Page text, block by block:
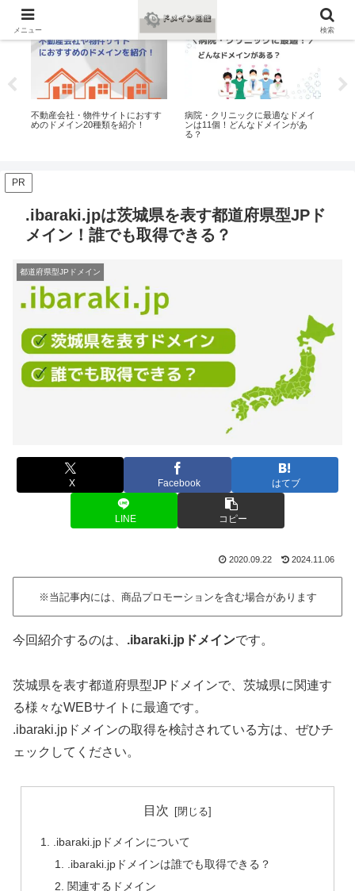
おすすめ
不動産会社・物件サイトにおすす
めのドメイン20種類を紹介！
病院・クリニックに最適なドメイ
ンは11個！どんなドメインがあ
る？
PR
.ibaraki.jpは茨城県を表す都道府県型JPド
メイン！誰でも取得できる？
都道府県型JPドメイン
X Facebook はてブ
LINE コピー
2020.09.22 2024.11.06
※当記事内には、商品プロモーションを含む場合があります
今回紹介するのは、 .ibaraki.jpドメインです。
茨城県を表す都道府県型JPドメインで、茨城県に関連す
る様々なWEBサイトに最適です。
.ibaraki.jpドメインの取得を検討されている方は、ぜひチ
ェックしてください。
目次
.ibaraki.jpドメインについて
.ibaraki.jpドメインは誰でも取得できる？
関連するドメイン
メニュー 検索